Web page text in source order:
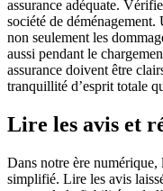
assurance adéquate.
société de
non seulement les
aussi pendant le
assurance doivent être
tranquillité d’esprit totale
Lire les avis et
Dans notre ère numérique,
simplifié. Lire les avis